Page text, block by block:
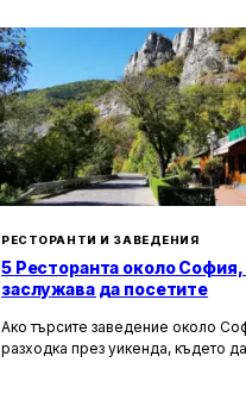
РЕСТОРАНТИ И ЗАВЕДЕНИЯ
5 Ресторанта около София,
заслужава да посетите
Ако търсите заведение около
разходка през уикенда, където